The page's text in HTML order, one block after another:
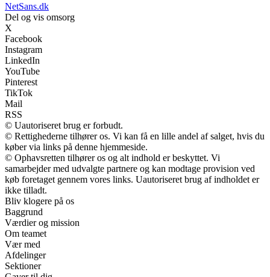
NetSans.dk
Del og vis omsorg
X
Facebook
Instagram
LinkedIn
YouTube
Pinterest
TikTok
Mail
RSS
© Uautoriseret brug er forbudt.
© Rettighederne tilhører os. Vi kan få en lille andel af salget, hvis du
køber via links på denne hjemmeside.
© Ophavsretten tilhører os og alt indhold er beskyttet. Vi
samarbejder med udvalgte partnere og kan modtage provision ved
køb foretaget gennem vores links. Uautoriseret brug af indholdet er
ikke tilladt.
Bliv klogere på os
Baggrund
Værdier og mission
Om teamet
Vær med
Afdelinger
Sektioner